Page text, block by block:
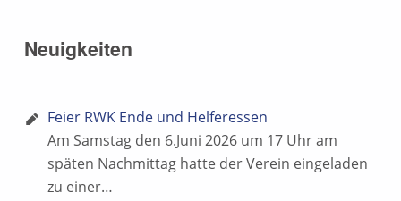
Neuigkeiten
Feier RWK Ende und Helferessen
Am Samstag den 6.Juni 2026 um 17 Uhr am
späten Nachmittag hatte der Verein eingeladen
zu einer…